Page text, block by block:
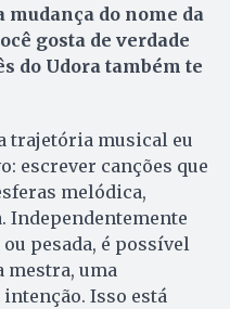
mudança do nome da
gosta de verdade
do Udora também te
trajetória musical eu
escrever canções que
melódica,
pesada, é possível
mestra, uma
Isso está